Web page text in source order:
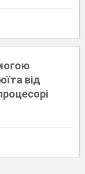
від